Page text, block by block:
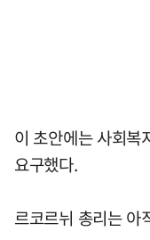
이 초안에는 사회복
요구했다.
르코르뉘 총리는 아